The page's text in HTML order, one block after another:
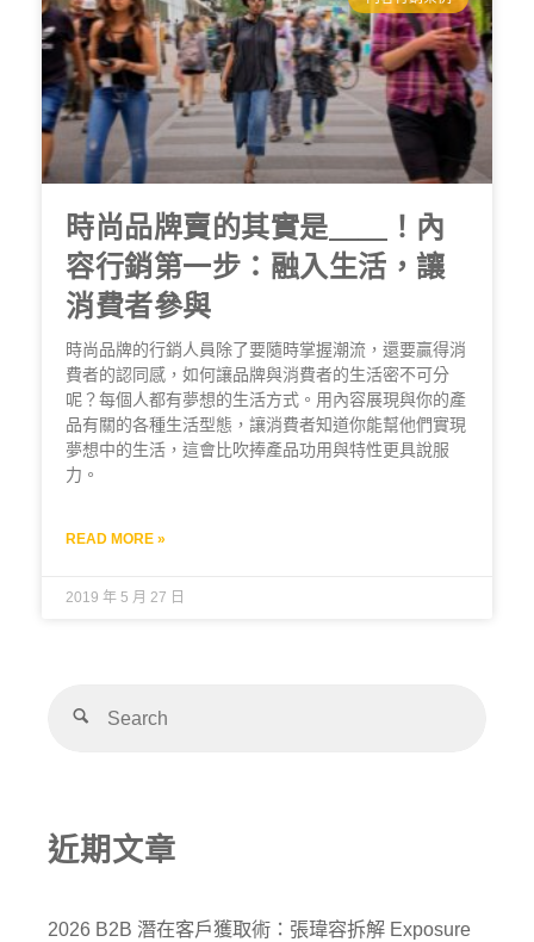
時尚品牌賣的其實是＿＿！內
容行銷第一步：融入生活，讓
消費者參與
時尚品牌的行銷人員除了要隨時掌握潮流，還要贏得消
費者的認同感，如何讓品牌與消費者的生活密不可分
呢？每個人都有夢想的生活方式。用內容展現與你的產
品有關的各種生活型態，讓消費者知道你能幫他們實現
夢想中的生活，這會比吹捧產品功用與特性更具說服
力。
READ MORE »
2019 年 5 月 27 日
近期文章
2026 B2B 潛在客戶獲取術：張瑋容拆解 Exposure